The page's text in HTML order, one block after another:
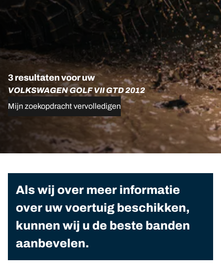
3 resultaten voor uw
VOLKSWAGEN GOLF VII GTD 2012
Mijn zoekopdracht vervolledigen
Als wij over meer informatie
over uw voertuig beschikken,
kunnen wij u de beste banden
aanbevelen.